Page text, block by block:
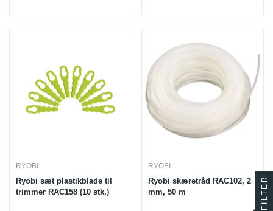
RYOBI
Ryobi sæt plastikblade til
trimmer RAC158 (10 stk.)
RYOBI
Ryobi skæretråd RAC102, 2
mm, 50 m
FILTER